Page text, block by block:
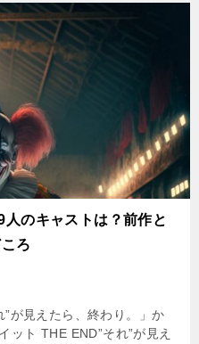
のキャストは？前作と
ろ
が見えたら、終わり。」か
ット THE END”それ”が見え